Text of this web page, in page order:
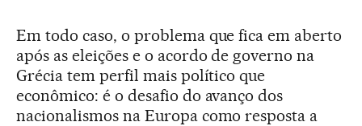
Em todo caso, o problema que fica em aberto
após as eleições e o acordo de governo na
Grécia tem perfil mais político que
econômico: é o desafio do avanço dos
nacionalismos na Europa como resposta a